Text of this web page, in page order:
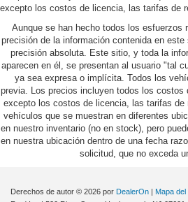
excepto los costos de licencia, las tarifas de
Aunque se han hecho todos los esfuerzos
precisión de la información contenida en
precisión absoluta. Este sitio, y toda la
aparecen en él, se presentan al usuario "tal
ya sea expresa o implícita. Todos los
previa. Los precios incluyen todos los costos
excepto los costos de licencia, las tarifas
vehículos que se muestran en diferentes
en nuestro inventario (no en stock), pero
en nuestra ubicación dentro de una fecha
solicitud, que no exceda
Derechos de autor © 2026 por DealerOn | Mapa del